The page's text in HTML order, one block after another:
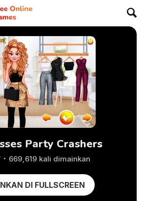
Party Crashers
669,619 kali dimainkan
DI FULLSCREEN